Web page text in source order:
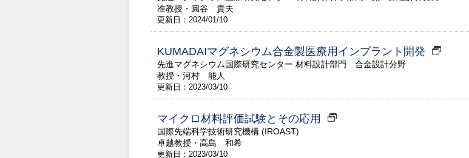
准教授・圓谷 貴夫
更新日：2024/01/10
KUMADAIマグネシウム合金製医療用インプラント開発
先進マグネシウム国際研究センター 材料設計部門 合金設計分野
教授・河村 能人
更新日：2023/03/10
マイクロ材料評価試験とその応用
国際先端科学技術研究機構 (IROAST)
卓越教授・高島 和希
更新日：2023/03/10